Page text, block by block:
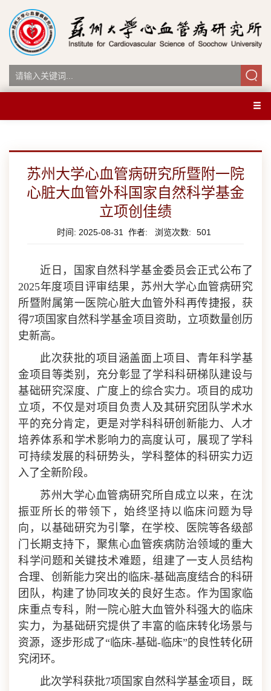
苏州大学心血管病研究所暨附一院
心脏大血管外科国家自然科学基金
立项创佳绩
时间: 2025-08-31 作者: 浏览次数: 501
近日，国家自然科学基金委员会正式公布了
2025年度项目评审结果，苏州大学心血管病研究
所暨附属第一医院心脏大血管外科再传捷报，获
得7项国家自然科学基金项目资助，立项数量创历
史新高。
此次获批的项目涵盖面上项目、青年科学基
金项目等类别，充分彰显了学科科研梯队建设与
基础研究深度、广度上的综合实力。项目的成功
立项，不仅是对项目负责人及其研究团队学术水
平的充分肯定，更是对学科科研创新能力、人才
培养体系和学术影响力的高度认可，展现了学科
可持续发展的科研势头，学科整体的科研实力迈
入了全新阶段。
苏州大学心血管病研究所自成立以来，在沈
振亚所长的带领下，始终坚持以临床问题为导
向，以基础研究为引擎，在学校、医院等各级部
门长期支持下，聚焦心血管疾病防治领域的重大
科学问题和关键技术难题，组建了一支人员结构
合理、创新能力突出的临床-基础高度结合的科研
团队，构建了协同攻关的良好生态。作为国家临
床重点专科，附一院心脏大血管外科强大的临床
实力，为基础研究提供了丰富的临床转化场景与
资源，逐步形成了“临床-基础-临床”的良性转化研
究闭环。
此次学科获批7项国家自然科学基金项目，既